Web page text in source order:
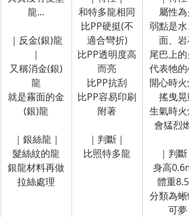
龍...
｜反金(銀)龍
｜
又稱消金(銀)
龍
就是霧面的金
(銀)龍
｜銀絲龍｜
髮絲紋的龍
銀龍材料再做
拉絲處理
和特多龍相同
比PP硬挺(不
適合彎折)
比PP透明度高
而亮
比PP抗刮
比PP容易印刷
附著
｜判斷｜
比照特多龍
屬性為
弱點是水
面、岩
尾巴上的
代表牠的
開心時火
搖曳晃
生氣時火
會猛烈燃
｜判斷
身高
體重
分類為蜥
可夢